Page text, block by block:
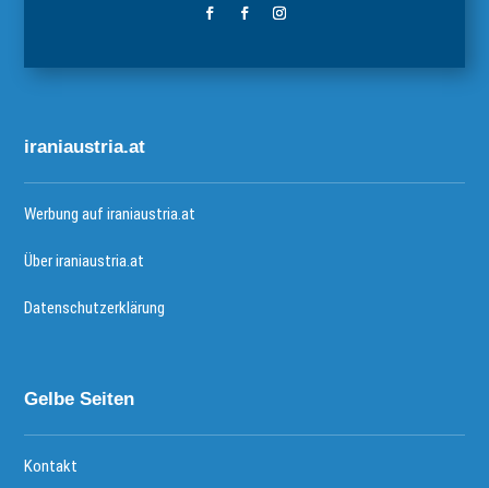
iraniaustria.at
Werbung auf iraniaustria.at
Über iraniaustria.at
Datenschutzerklärung
Gelbe Seiten
Kontakt